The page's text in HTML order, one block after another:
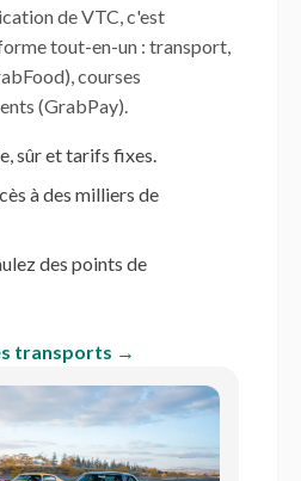
de VTC, c'est
tout-en-un : transport,
courses
(GrabPay).
sûr et tarifs fixes.
à des milliers de
des points de
transports →